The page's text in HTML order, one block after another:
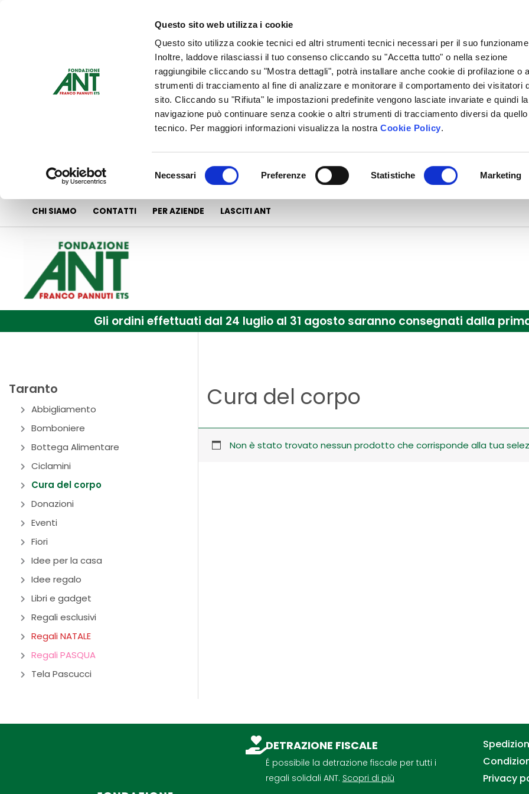
Questo sito web utilizza i cookie
Questo sito utilizza cookie tecnici ed altri strumenti tecnici necessari per il suo
Inoltre, laddove rilasciassi il tuo consenso cliccando su "Accetta tutto" o nella sezione
raggiungibile cliccando su "Mostra dettagli", potrà installare anche cookie di profilazione o
strumenti di tracciamento al fine di analizzare e monitorare il comportamento dei visitatori
sito. Cliccando su "Rifiuta" le impostazioni predefinite vengono lasciate invariate e quindi la
navigazione può continuare senza cookie o altri strumenti di tracciamento diversi da quello
tecnico. Per maggiori informazioni visualizza la nostraCookie Policy.
del
Necessari Preferenze Statistiche Marketing
CHI SIAMO CONTATTI PER AZIENDE LASCITI ANT
Gli ordini effettuati dal 24 luglio al 31 agosto saranno consegnati dalla
Taranto
Abbigliamento
Bomboniere
Bottega Alimentare
Ciclamini
Cura del corpo
Donazioni
Eventi
Fiori
Idee per la casa
Idee regalo
Libri e gadget
Regali esclusivi
Regali NATALE
Regali PASQUA
Tela Pascucci
Cura del corpo
Non è stato trovato nessun prodotto che corrisponde alla tua
DETRAZIONE FISCALE
É possibile la detrazione fiscale per tutti i
regali solidali ANT. Scopri di più
Privacy